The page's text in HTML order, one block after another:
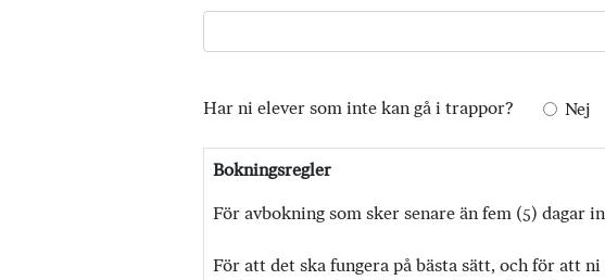
Har ni elever som inte kan gå i trappor? Nej
Bokningsregler
För avbokning som sker senare än fem (5) dagar
För att det ska fungera på bästa sätt, och för att